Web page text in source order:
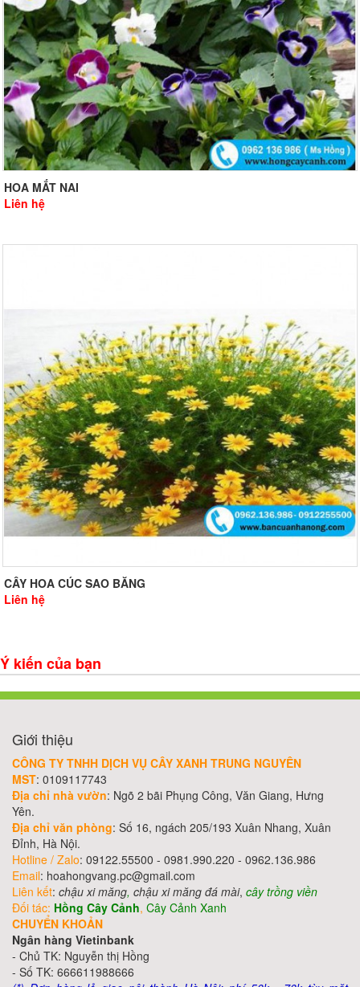
HOA MẮT NAI
Liên hệ
CÂY HOA CÚC SAO BĂNG
Liên hệ
Ý kiến của bạn
Giới thiệu
CÔNG TY TNHH DỊCH VỤ CÂY XANH TRUNG NGUYÊN
MST: 0109117743
Địa chỉ nhà vườn: Ngõ 2 bãi Phụng Công, Văn Giang, Hưng
Yên.
Địa chỉ văn phòng: Số 16, ngách 205/193 Xuân Nhang, Xuân
Đỉnh, Hà Nội.
Hotline / Zalo: 09122.55500 - 0981.990.220 - 0962.136.986
Email: hoahongvang.pc@gmail.com
Liên kết: chậu xi măng, chậu xi măng đá mài, cây trồng viền
Đối tác: Hồng Cây Cảnh, Cây Cảnh Xanh
CHUYỂN KHOẢN
Ngân hàng Vietinbank
- Chủ TK: Nguyễn thị Hồng
- Số TK: 666611988666